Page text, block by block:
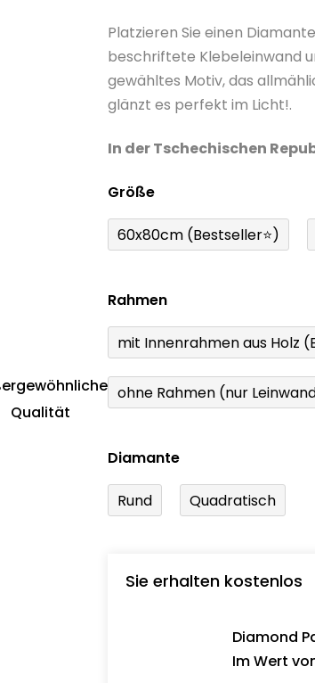
Platzieren Sie einen
beschriftete Klebeleinwand
gewähltes Motiv, das
glänzt es perfekt im Licht!.
In der Tschechischen
Größe
60x80cm (Bestseller⭐)
Rahmen
mit Innenrahmen aus Holz
ohne Rahmen (nur
Diamante
Rund Quadratisch
Sie erhalten kostenlos
Diamond
Im Wert
Qualität